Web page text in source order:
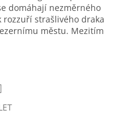
domáhají nezměrného
rozzuří strašlivého draka
městu. Mezitím